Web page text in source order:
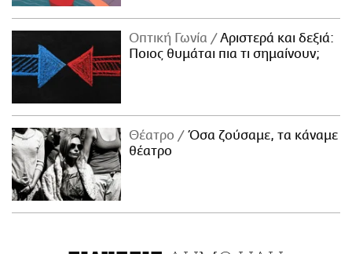
Οπτική Γωνία
Αριστερά και δεξιά:
Ποιος θυμάται πια τι σημαίνουν;
Θέατρο
Όσα ζούσαμε, τα κάναμε
θέατρο